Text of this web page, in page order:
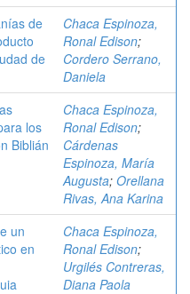
de
de
Chaca Espinoza,
Ronal Edison;
Cordero Serrano,
Daniela
los
Biblián
Chaca Espinoza,
Ronal Edison;
Cárdenas
Espinoza, María
Augusta; Orellana
Rivas, Ana Karina
un
en
Chaca Espinoza,
Ronal Edison;
Urgilés Contreras,
Diana Paola